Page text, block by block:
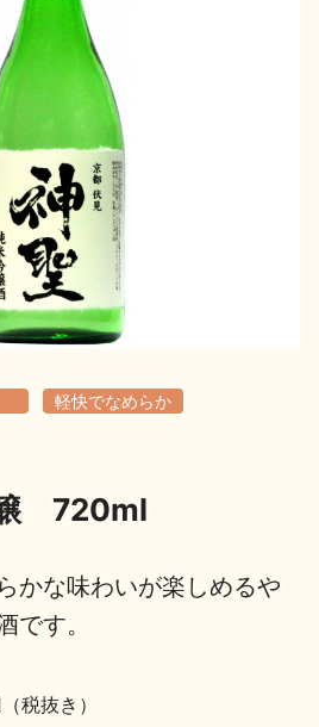
地酒カタログ
地酒解体新書
ンツ
軽快でなめらか
720ml
かな味わいが楽しめるや
です。
税抜き）